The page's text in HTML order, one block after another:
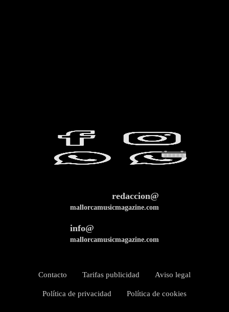
redaccion@
mallorcamusicmagazine.com
info@
mallorcamusicmagazine.com
Contacto Tarifas publicidad Aviso legal
Política de privacidad Política de cookies